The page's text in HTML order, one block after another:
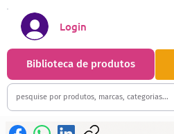
Biblioteca de produtos
Login